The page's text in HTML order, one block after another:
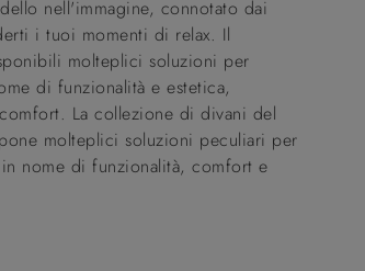
nell'immagine, connotato dai
i tuoi momenti di relax. Il
molteplici soluzioni per
di funzionalità e estetica,
La collezione di divani del
molteplici soluzioni peculiari per
nome di funzionalità, comfort e